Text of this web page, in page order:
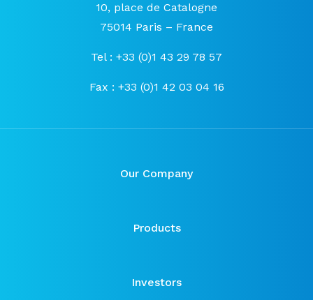
10, place de Catalogne
75014 Paris – France
Tel : +33 (0)1 43 29 78 57
Fax : +33 (0)1 42 03 04 16
Our Company
Products
Investors